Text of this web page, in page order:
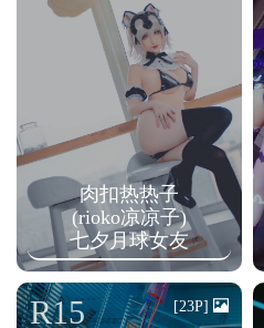
肉扣热热子
(rioko凉凉子)
七夕月球女友
R15 [23P]